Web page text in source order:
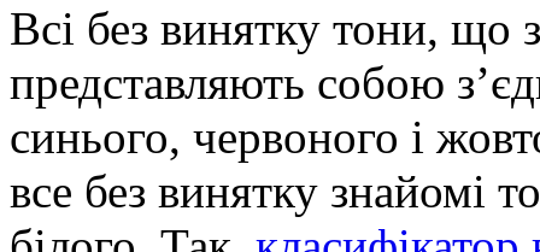
Всі без винятку тони, що
представляють собою
синього, червоного і
все без винятку знайомі